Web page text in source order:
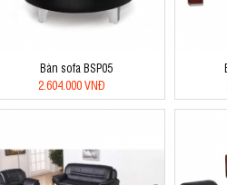
Bàn sofa BSP05
2.604.000 VNĐ